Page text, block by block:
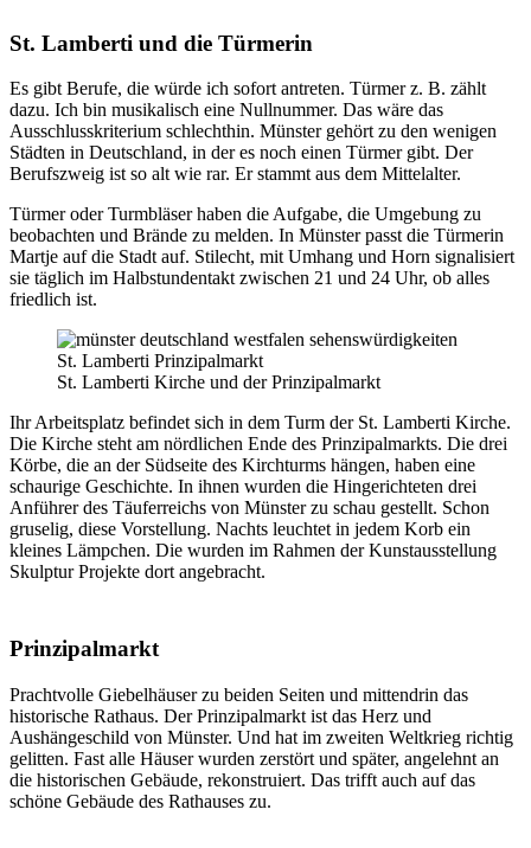
St. Lamberti und die Türmerin
Es gibt Berufe, die würde ich sofort antreten. Türmer z. B. zählt
dazu. Ich bin musikalisch eine Nullnummer. Das wäre das
Ausschlusskriterium schlechthin. Münster gehört zu den wenigen
Städten in Deutschland, in der es noch einen Türmer gibt. Der
Berufszweig ist so alt wie rar. Er stammt aus dem Mittelalter.
Türmer oder Turmbläser haben die Aufgabe, die Umgebung zu
beobachten und Brände zu melden. In Münster passt die Türmerin
Martje auf die Stadt auf. Stilecht, mit Umhang und Horn signalisiert
sie täglich im Halbstundentakt zwischen 21 und 24 Uhr, ob alles
friedlich ist.
St. Lamberti Kirche und der Prinzipalmarkt
Ihr Arbeitsplatz befindet sich in dem Turm der St. Lamberti Kirche.
Die Kirche steht am nördlichen Ende des Prinzipalmarkts. Die drei
Körbe, die an der Südseite des Kirchturms hängen, haben eine
schaurige Geschichte. In ihnen wurden die Hingerichteten drei
Anführer des Täuferreichs von Münster zu schau gestellt. Schon
gruselig, diese Vorstellung. Nachts leuchtet in jedem Korb ein
kleines Lämpchen. Die wurden im Rahmen der Kunstausstellung
Skulptur Projekte dort angebracht.
Prinzipalmarkt
Prachtvolle Giebelhäuser zu beiden Seiten und mittendrin das
historische Rathaus. Der Prinzipalmarkt ist das Herz und
Aushängeschild von Münster. Und hat im zweiten Weltkrieg richtig
gelitten. Fast alle Häuser wurden zerstört und später, angelehnt an
die historischen Gebäude, rekonstruiert. Das trifft auch auf das
schöne Gebäude des Rathauses zu.